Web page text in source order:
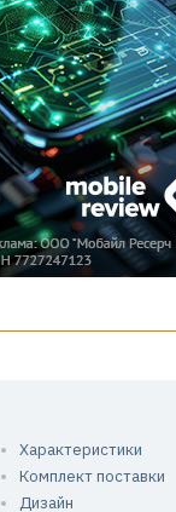
Характеристики
Комплект поставки
Дизайн